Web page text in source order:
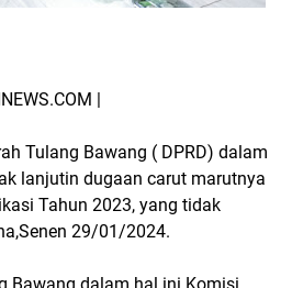
|
Tulang Bawang ( DPRD) dalam
lanjutin dugaan carut marutnya
Tahun 2023, yang tidak
29/01/2024.